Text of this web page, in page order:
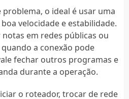
o ideal é usar uma
velocidade e estabilidade.
em redes públicas ou
a conexão pode
fechar outros programas e
durante a operação.
o roteador, trocar de rede